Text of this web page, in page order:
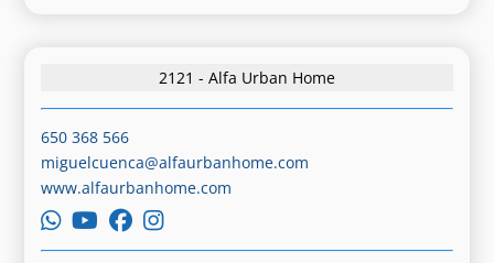
2121 - Alfa Urban Home
650 368 566
miguelcuenca@alfaurbanhome.com
www.alfaurbanhome.com